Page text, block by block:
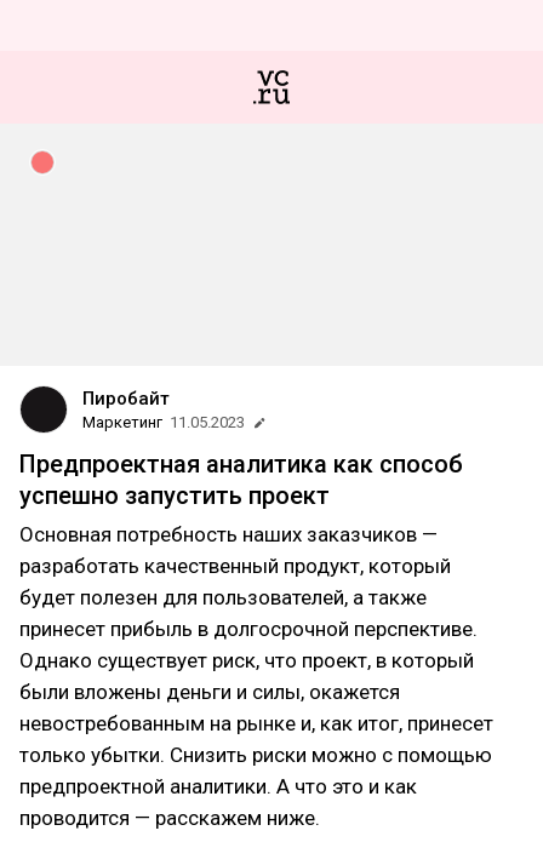
Пиробайт
Маркетинг 11.05.2023
Предпроектная аналитика как способ
успешно запустить проект
Основная потребность наших заказчиков —
разработать качественный продукт, который
будет полезен для пользователей, а также
принесет прибыль в долгосрочной перспективе.
Однако существует риск, что проект, в который
были вложены деньги и силы, окажется
невостребованным на рынке и, как итог, принесет
только убытки. Снизить риски можно с помощью
предпроектной аналитики. А что это и как
проводится — расскажем ниже.